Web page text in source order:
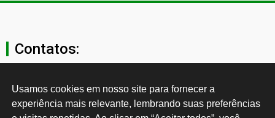
Contatos:
secgeral@ctb.org.br
11 3874-0040
Usamos cookies em nosso site para fornecer a
experiência mais relevante, lembrando suas preferências